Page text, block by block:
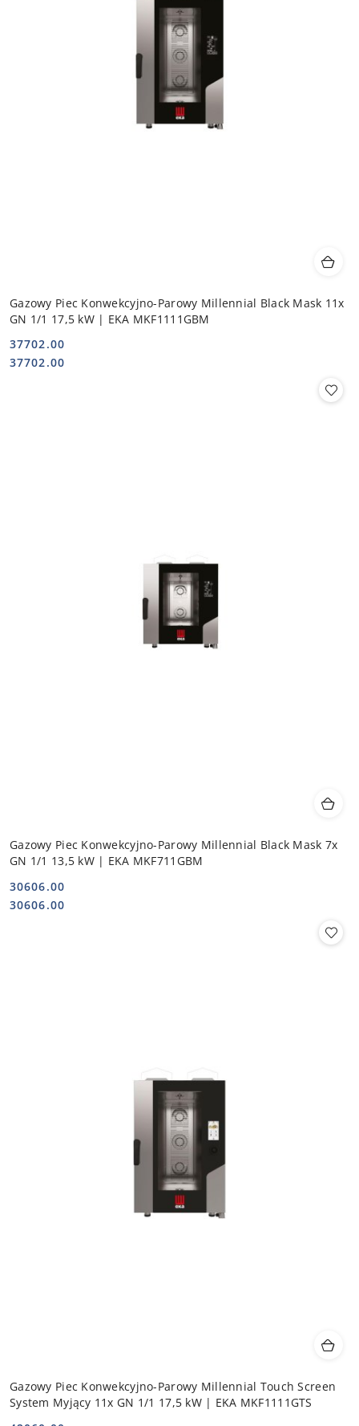
Gazowy Piec Konwekcyjno-Parowy Millennial Black Mask 11x
GN 1/1 17,5 kW | EKA MKF1111GBM
Cena:
37702.00
Cena:
37702.00
Gazowy Piec Konwekcyjno-Parowy Millennial Black Mask 7x
GN 1/1 13,5 kW | EKA MKF711GBM
Cena:
30606.00
Cena:
30606.00
Gazowy Piec Konwekcyjno-Parowy Millennial Touch Screen
System Myjący 11x GN 1/1 17,5 kW | EKA MKF1111GTS